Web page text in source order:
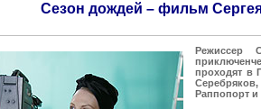
Сезон дождей – фильм
Режиссер
проходят в
Раппопорт и